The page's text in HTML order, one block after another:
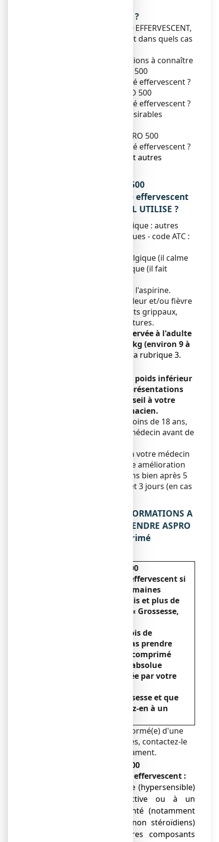
Que contient cette notice ?
1. Qu'est-ce que ASPRO 500 EFFERVESCENT,
comprimé effervescent et dans quels cas
2. Quelles sont les informations à connaître
avant de prendre ASPRO 500
EFFERVESCENT, comprimé effervescent ?
3. Comment prendre ASPRO 500
EFFERVESCENT, comprimé effervescent ?
4. Quels sont les effets indésirables
5. Comment conserver ASPRO 500
EFFERVESCENT, comprimé effervescent ?
6. Contenu de l’emballage et autres
1. QU’EST-CE QUE ASPRO 500
EFFERVESCENT, comprimé effervescent
ET DANS QUELS CAS EST-IL UTILISE ?
Classe pharmacothérapeutique : autres
analgésiques et antipyrétiques - code ATC :
Ce médicament est un antalgique (il calme
la douleur) et un antipyrétique (il fait
Ce médicament contient de l'aspirine.
Il est indiqué en cas de douleur et/ou fièvre
telles que maux de tête, états grippaux,
douleurs dentaires, courbatures.
Cette présentation est réservée à l'adulte
et à l'enfant de plus de 30 kg (environ 9 à
lire attentivement la rubrique 3.
Pour les enfants ayant un poids inférieur
à 30 kg, il existe d’autres présentations
d’aspirine : demandez conseil à votre
médecin ou à votre pharmacien.
Pour les enfants âgés de moins de 18 ans,
demandez conseil à votre médecin avant de
Vous devez vous adresser à votre médecin
si vous ne ressentez aucune amélioration
ou si vous vous sentez moins bien après 5
jours (en cas de douleurs) et 3 jours (en cas
2. QUELLES SONT LES INFORMATIONS A
CONNAITRE AVANT DE PRENDRE ASPRO
500 EFFERVESCENT, comprimé
Ne prenez jamais ASPRO 500
EFFERVESCENT, comprimé effervescent si
vous êtes enceinte de 24 semaines
d’aménorrhée et plus (6 mois et plus de
grossesse) (voir ci-dessous « Grossesse,
Au cours des 5 premiers mois de
grossesse, vous ne devez pas prendre
ASPRO 500 EFFERVESCENT, comprimé
effervescent, sauf en cas d’absolue
nécessité qui est déterminée par votre
Si vous envisagez une grossesse et que
vous prenez un AINS, parlez-en à un
Si votre médecin vous a informé(e) d'une
intolérance à certains sucres, contactez-le
avant de prendre ce médicament.
N’utilisez jamais ASPRO 500
EFFERVESCENT, comprimé effervescent :
● si vous êtes allergique (hypersensible)
à la substance active ou à un
médicament apparenté (notamment
anti-inflammatoires non stéroïdiens)
ou à l’un des autres composants